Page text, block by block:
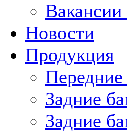
Новости
Продукция
Задние
Задние